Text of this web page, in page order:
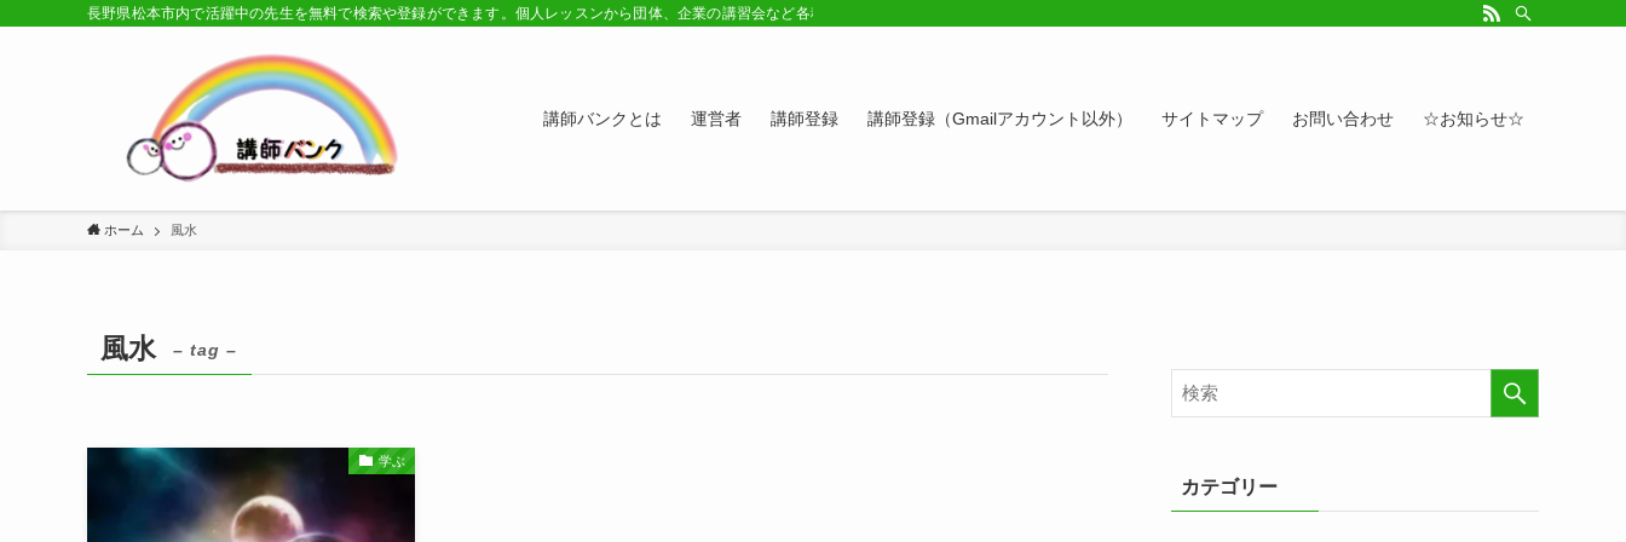
長野県松本市内で活躍中の先生を無料で検索や登録ができます。個人レッスンから団体、企業の講習会など各種講師の紹介ページ。学びたい方、スキルアップしたい方、お悩み相談など。カレンダーへのイベント情報や講座登録もど
講師バンクとは 運営者 講師登録 講師登録（Gmailアカウント以外） サイトマップ お問い合わせ ☆お知らせ☆
ホーム 風水
風水 – tag –
学ぶ
カテゴリー